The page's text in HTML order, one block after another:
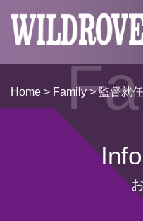
Home > Family> 監督就